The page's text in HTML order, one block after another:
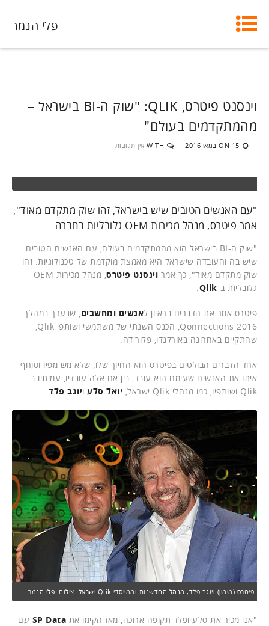
פלי הנמר
וינסנט פיטרס, QLIK: "שוק ה-BI בישראל –
מהמתקדמים בעולם"
ON 15 במאי 2016 WITH אין תגובות
"עם האנשים הטובים שיש בישראל, זהו שוק מתקדם מאוד",
אמר פיטרס, מנהל מכירות OEM גלובליות בחברה
"שוק ה-BI בישראל הוא מהמתקדמים בעולם, עם האנשים הטובים
שיש בה והעובדה שישראל היא מאמצת מוקדמת של טכנולוגיות. זהו
שוק מתקדם מאוד", כך אמר וינסנט פיטרס
, מנהל מכירות OEM
גלובליות ב-Qlik
.
פיטרס אמר את הדברים בראיון לאנשים ומחשבים, שנערך במהלך
Qonnections 2016, הכנס השנתי של משתמשי ושותפי Qlik,
שהתקיים באחרונה באורלנדו, פלורידה.
אחד הדברים הבולטים בפיטרס הוא החיוך שלו, שלא מש מפיו וסוחף
איתו את האנשים שעימם הוא עובד, בין אם אלה עובדיו, עמיתיו ב-
Qlik ושותפיו, כמו מנהלי Qlik ישראל,
יואל סלע ויוגב פלד.
פיטרס (מימין) ויוגב פלד, מנהל החדשנות וממייסדי Qlik ישראל. צילום: פלי הנמר
"אני מכיר את סלע ופלד תקופה ארוכה, מאז הקימו את SP Data עם